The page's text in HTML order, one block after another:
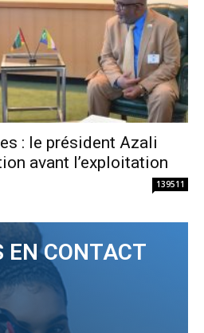
: le président Azali
avant l’exploitation
139511
EN CONTACT